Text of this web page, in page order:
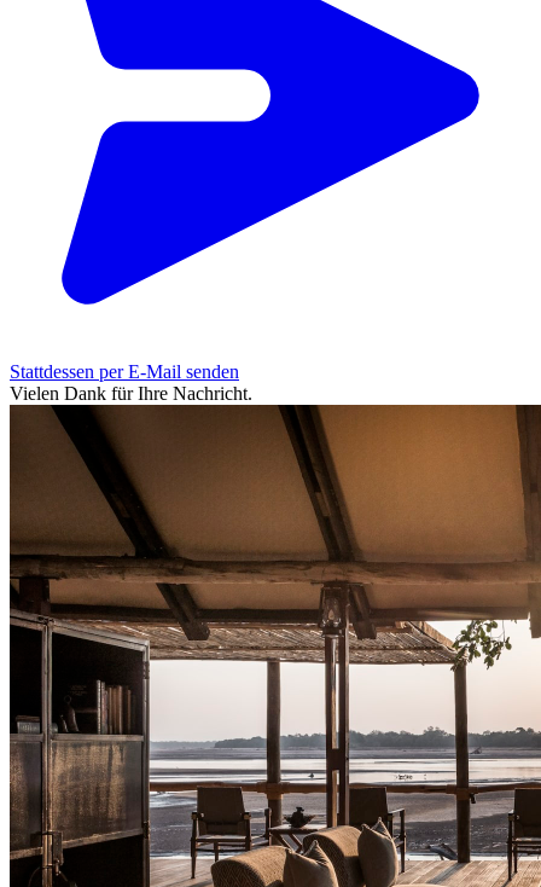
Stattdessen per E-Mail senden
Vielen Dank für Ihre Nachricht.